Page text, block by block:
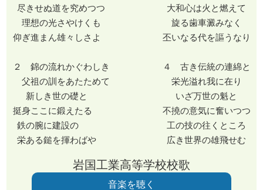
尽きせぬ道を究めつつ 大和心は火と燃えて
理想の光さやけくも 旋る歯車澱みなく
仰ぎ進まん雄々しさよ 丕いなる代を謳うなり
２ 錦の流れかぐわしき ４ 古き伝統の連綿と
父祖の訓をあたためて 栄光溢れ我に在り
新しき世の礎と いざ万世の魁と
挺身ここに鍛えたる 不撓の意気に奮いつつ
鉄の腕に建設の 工の技の往くところ
栄ある鎚を揮わばや 広き世界の雄飛せむ
岩国工業高等学校校歌
音楽を聴く